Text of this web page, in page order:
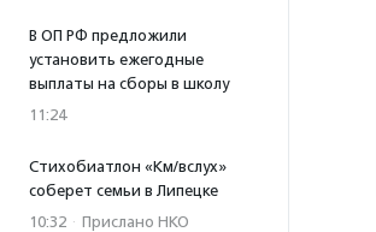
В ОП РФ предложили
установить ежегодные
выплаты на сборы в школу
11:24
Стихобиатлон «Км/вслух»
соберет семьи в Липецке
10:32 · Прислано НКО